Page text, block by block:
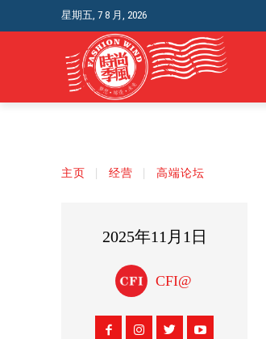
星期五, 7 8 月, 2026
主页 经营 高端论坛
2025年11月1日
CFI@